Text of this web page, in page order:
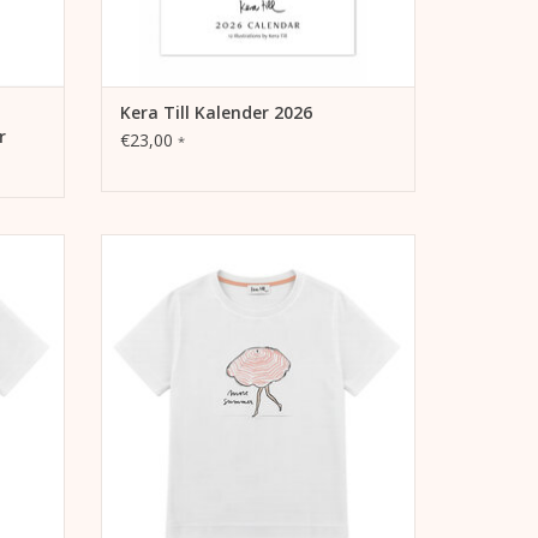
Kera Till Kalender 2026
€23,00 *
weltfreundlich und ohne chemische
Pestizide angebaut
- Single Jersey
- Rundhals, Halbarm, oversized, lässiger
Schnitt